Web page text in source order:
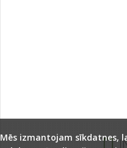
Mēs izmantojam sīkdatnes,